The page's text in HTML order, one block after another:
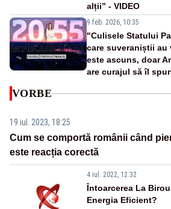
alții” - VIDEO
9 feb. 2026, 10:35
"Culisele Statului
care suveraniștii au
este ascuns, doar
are curajul să îl
VORBE
19 iul. 2023, 18:25
Cum se comportă românii când
este reacția corectă
4 iul. 2022, 12:32
Întoarcerea La
Energia Eficient?